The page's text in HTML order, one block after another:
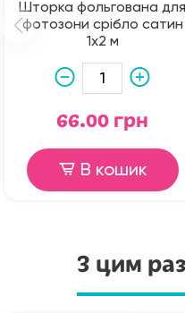
Шторка фольгована для
фотозони срібло сатин
1х2 м
66.00 грн
В кошик
З цим